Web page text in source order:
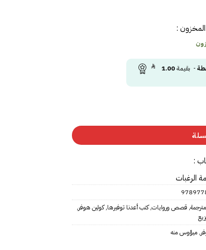
:
- بقيمة1.00
:
الرغبات
, قصص وروايات,كتب أعدنا توفيرها,كولين هوفر,
, ميؤوس منه